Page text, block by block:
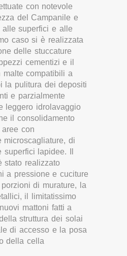
con notevole
del Campanile e
alle superfici e alle
caso si è realizzata
delle stuccature
cementizi e il
malte compatibili a
la pulitura dei depositi
e parzialmente
leggero idrolavaggio
il consolidamento
con
microscagliature, di
lapidee. Il
stato realizzato
a pressione e cuciture
di murature, la
il limitatissimo
mattoni fatti a
struttura dei solai
di accesso e la posa
della cella